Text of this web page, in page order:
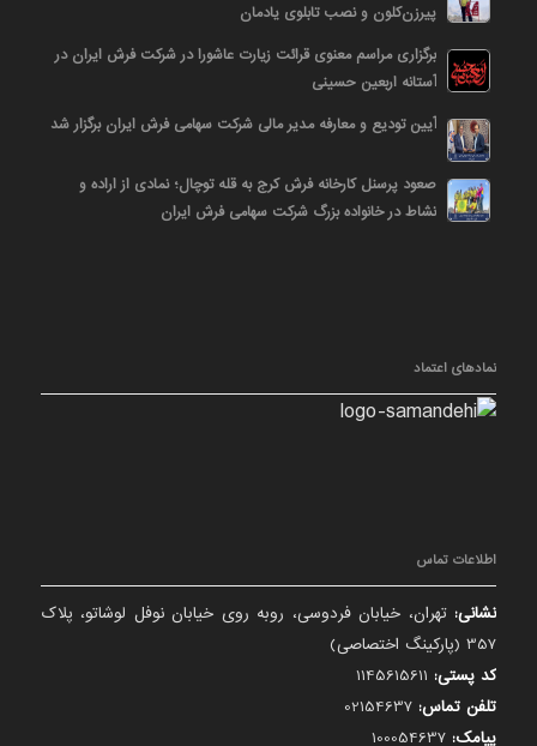
پیرزن‌کلون و نصب تابلوی یادمان
برگزاری مراسم معنوی قرائت زیارت عاشورا در شرکت فرش ایران در
آستانه اربعین حسینی
آیین تودیع و معارفه مدیر مالی شرکت سهامی فرش ایران برگزار شد
صعود پرسنل کارخانه فرش کرج به قله توچال؛ نمادی از اراده و
نشاط در خانواده بزرگ شرکت سهامی فرش ایران
نمادهای اعتماد
اطلاعات تماس
نشانی: تهران، خیابان فردوسی، روبه روی خیابان نوفل لوشاتو، پلاک
357 (پارکینگ اختصاصی)
کد پستی:
تلفن تماس:
پیامک: